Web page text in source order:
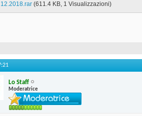
(611.4 KB, 1 Visualizzazioni)
Lo Staff
Moderatrice